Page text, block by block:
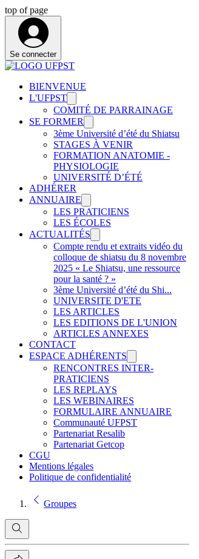
top of page
Se connecter
BIENVENUE
L'UFPST
COMITÉ DE PARRAINAGE
SE FORMER
3ème Université d’été du Shiatsu
STAGES À VENIR
FORMATION ANATOMIE -
PHYSIOLOGIE
UNIVERSITÉ D’ÉTÉ
ADHÉRER
ANNUAIRE
LES PRATICIENS
LES ÉCOLES
ACTUALITÉS
Compte rendu et extraits vidéo du
colloque de shiatsu du 8 novembre
2025 « Le Shiatsu, une ressource
pour la santé ? »
3ème Université d’été du Shi...
UNIVERSITE D'ETE
LES ARTICLES
LES EDITIONS DE L'UNION
ARTICLES ANNEXES
CONTACT
ESPACE ADHÉRENTS
RENCONTRES INTER-
PRATICIENS
LES REPLAYS
LES WEBINAIRES
FORMULAIRE ANNUAIRE
Communauté UFPST
Partenariat Resalib
Partenariat Getcop
CGU
Mentions légales
Politique de confidentialité
Groupes